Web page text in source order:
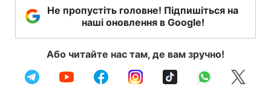
Не пропустіть головне! Підпишіться на
наші оновлення в Google!
Або читайте нас там, де вам зручно!